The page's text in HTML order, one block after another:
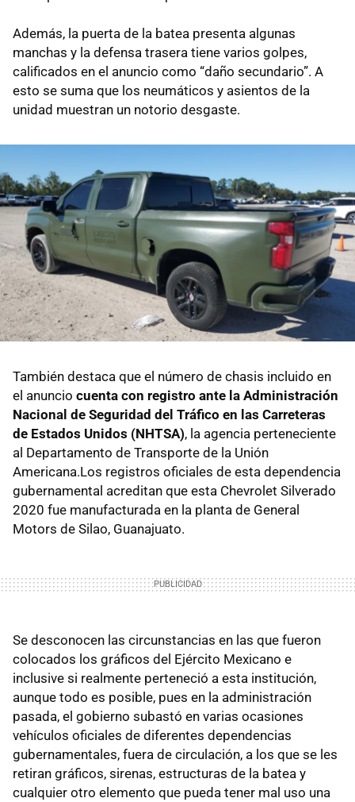
Además, la puerta de la batea presenta algunas
manchas y la defensa trasera tiene varios golpes,
calificados en el anuncio como “daño secundario”. A
esto se suma que los neumáticos y asientos de la
unidad muestran un notorio desgaste.
También destaca que el número de chasis incluido en
el anuncio cuenta con registro ante la Administración
Nacional de Seguridad del Tráfico en las Carreteras
de Estados Unidos (NHTSA), la agencia perteneciente
al Departamento de Transporte de la Unión
Americana.Los registros oficiales de esta dependencia
gubernamental acreditan que esta Chevrolet Silverado
2020 fue manufacturada en la planta de General
Motors de Silao, Guanajuato.
Se desconocen las circunstancias en las que fueron
colocados los gráficos del Ejército Mexicano e
inclusive si realmente perteneció a esta institución,
aunque todo es posible, pues en la administración
pasada, el gobierno subastó en varias ocasiones
vehículos oficiales de diferentes dependencias
gubernamentales, fuera de circulación, a los que se les
retiran gráficos, sirenas, estructuras de la batea y
cualquier otro elemento que pueda tener mal uso una